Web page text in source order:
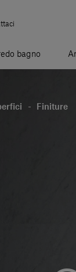
bagno
- Finiture